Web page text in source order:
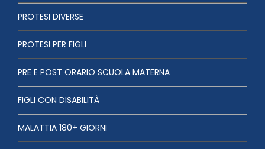
PROTESI DIVERSE
PROTESI PER FIGLI
PRE E POST ORARIO SCUOLA MATERNA
FIGLI CON DISABILITÀ
MALATTIA 180+ GIORNI